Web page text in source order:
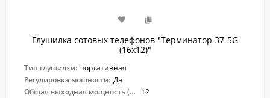
Глушилка сотовых телефонов "Терминатор 37-5G
(16х12)"
Тип глушилки: портативная
Регулировка мощности: Да
Общая выходная мощность (Вт):
12